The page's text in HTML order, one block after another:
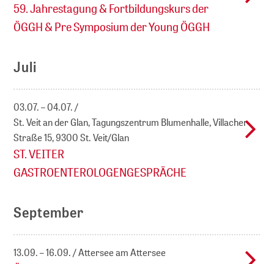
59. Jahrestagung & Fortbildungskurs der
ÖGGH & Pre Symposium der Young ÖGGH
Juli
03.07. – 04.07.
St. Veit an der Glan, Tagungszentrum Blumenhalle, Villacher
Straße 15, 9300 St. Veit/Glan
ST. VEITER
GASTROENTEROLOGENGESPRÄCHE
September
13.09. – 16.09. Attersee am Attersee